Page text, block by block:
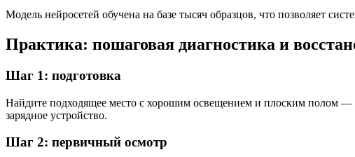
Модель нейросетей обучена на базе тысяч образцов, что позволяет
Практика: пошаговая диагностика и
Шаг 1: подготовка
Найдите подходящее место с хорошим освещением и плоским полом —
зарядное устройство.
Шаг 2: первичный осмотр